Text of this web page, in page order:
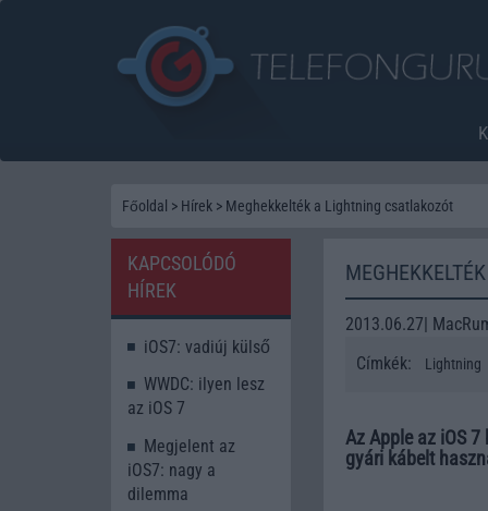
Főoldal > Hírek > Meghekkelték a Lightning csatlakozót
2013.06.27|
Címkék:
Lightning
Az Apple az iOS
gyári kábelt
KAPCSOLÓDÓ
HÍREK
iOS7: vadiúj külső
WWDC: ilyen lesz
az iOS 7
Megjelent az
iOS7: nagy a
dilemma